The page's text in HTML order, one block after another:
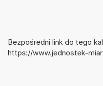
Bezpośredni link do tego
https://www.jednostek-